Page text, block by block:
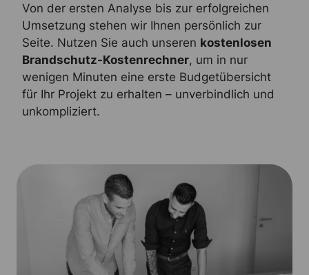
Von der ersten Analyse bis zur erfolgreichen
Umsetzung stehen wir Ihnen persönlich zur
Seite. Nutzen Sie auch unseren kostenlosen
Brandschutz-Kostenrechner, um in nur
wenigen Minuten eine erste Budgetübersicht
für Ihr Projekt zu erhalten – unverbindlich und
unkompliziert.